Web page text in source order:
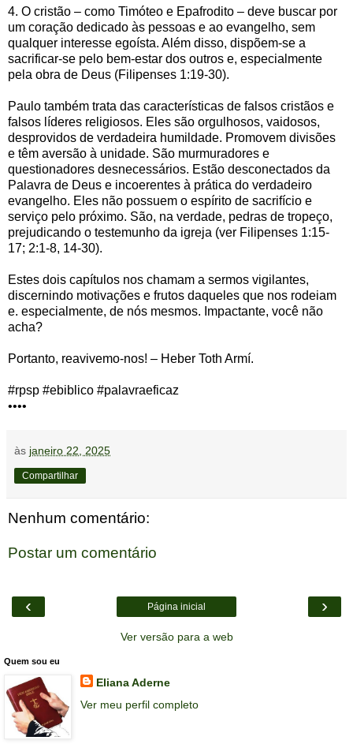
4. O cristão – como Timóteo e Epafrodito – deve buscar por
um coração dedicado às pessoas e ao evangelho, sem
qualquer interesse egoísta. Além disso, dispõem-se a
sacrificar-se pelo bem-estar dos outros e, especialmente
pela obra de Deus (Filipenses 1:19-30).
Paulo também trata das características de falsos cristãos e
falsos líderes religiosos. Eles são orgulhosos, vaidosos,
desprovidos de verdadeira humildade. Promovem divisões
e têm aversão à unidade. São murmuradores e
questionadores desnecessários. Estão desconectados da
Palavra de Deus e incoerentes à prática do verdadeiro
evangelho. Eles não possuem o espírito de sacrifício e
serviço pelo próximo. São, na verdade, pedras de tropeço,
prejudicando o testemunho da igreja (ver Filipenses 1:15-
17; 2:1-8, 14-30).
Estes dois capítulos nos chamam a sermos vigilantes,
discernindo motivações e frutos daqueles que nos rodeiam
e. especialmente, de nós mesmos. Impactante, você não
acha?
Portanto, reavivemo-nos! – Heber Toth Armí.
#rpsp #ebiblico #palavraeficaz
••••
às janeiro 22, 2025
Compartilhar
Nenhum comentário:
Postar um comentário
‹ ›
Página inicial
Ver versão para a web
Quem sou eu
Eliana Aderne
Ver meu perfil completo